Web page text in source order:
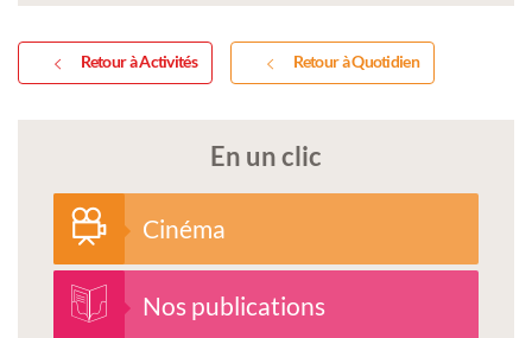
Retour à Activités Retour à Quotidien
En un clic
Cinéma
Nos publications